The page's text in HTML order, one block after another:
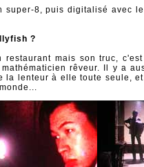
super-8, puis digitalisé avec
?
restaurant mais son truc,
rêveur. Il y a
la lenteur à elle toute seule,